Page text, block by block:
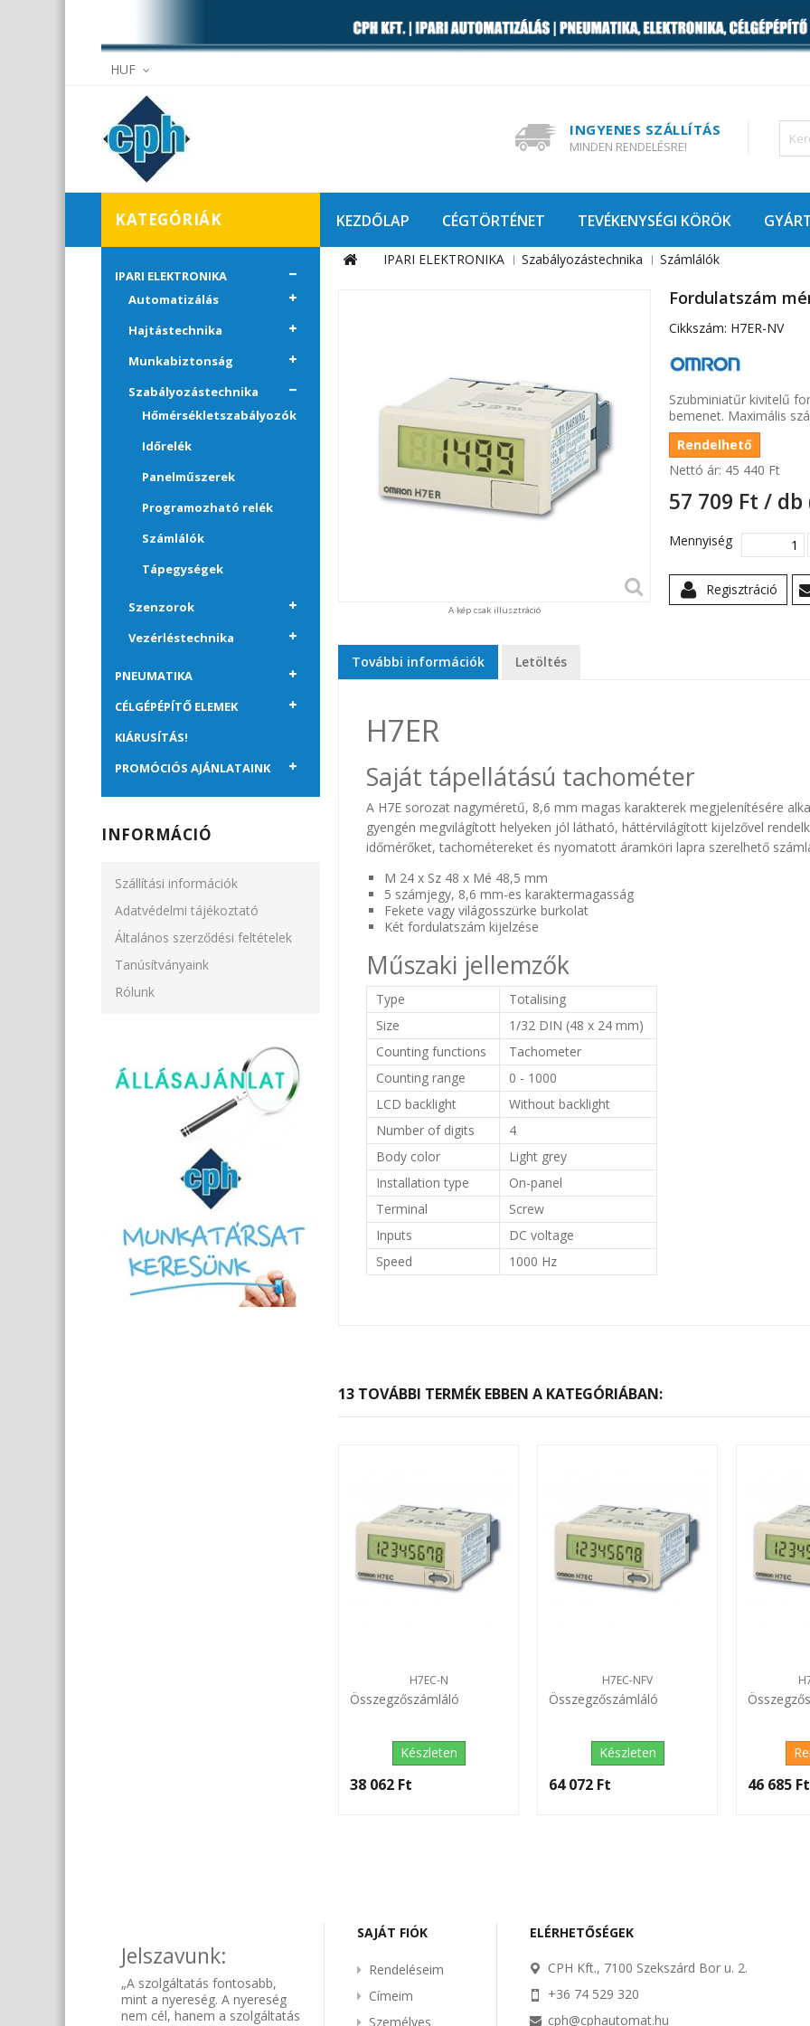
HUF
INGYENES SZÁLLÍTÁS
MINDEN RENDELÉSRE!
KEZDŐLAP CÉGTÖRTÉNET TEVÉKENYSÉGI KÖRÖK
KATEGÓRIÁK
IPARI ELEKTRONIKA
Automatizálás
Hajtástechnika
Munkabiztonság
Szabályozástechnika
Hőmérsékletszabályozók
Időrelék
Panelműszerek
Programozható relék
Számlálók
Tápegységek
Szenzorok
Vezérléstechnika
PNEUMATIKA
CÉLGÉPÉPÍTŐ ELEMEK
KIÁRUSÍTÁS!
PROMÓCIÓS AJÁNLATAINK
INFORMÁCIÓ
Szállítási információk
Adatvédelmi tájékoztató
Általános szerződési feltételek
Tanúsítványaink
Rólunk
IPARI ELEKTRONIKA Szabályozástechnika Számlálók
A kép csak illusztráció
Fordulatszám
Cikkszám: H7ER-NV
Szubminiatűr kivitelű
bemenet. Maximális
Rendelhető
Nettó ár: 45 440 Ft‎
57 709 Ft‎ / db
Mennyiség
Regisztráció
További információk Letöltés
H7ER
Saját tápellátású tachométer
A H7E sorozat nagyméretű, 8,6 mm magas karakterek megjelenítésére
gyengén megvilágított helyeken jól látható, háttérvilágított kijelzővel
időmérőket, tachométereket és nyomatott áramköri lapra szerelhető
M 24 x Sz 48 x Mé 48,5 mm
5 számjegy, 8,6 mm-es karaktermagasság
Fekete vagy világosszürke burkolat
Két fordulatszám kijelzése
Műszaki jellemzők
Type
Totalising
Size
1/32 DIN (48 x 24 mm)
Counting functions
Tachometer
Counting range
0 - 1000
LCD backlight
Without backlight
Number of digits
4
Body color
Light grey
Installation type
On-panel
Terminal
Screw
Inputs
DC voltage
Speed
1000 Hz
13 TOVÁBBI TERMÉK EBBEN A KATEGÓRIÁBAN:
H7EC-N
Összegzőszámláló
Készleten
38 062 Ft‎
H7EC-NFV
Összegzőszámláló
Készleten
64 072 Ft‎ 46 685 Ft‎
Jelszavunk:
„A szolgáltatás fontosabb,
mint a nyereség. A nyereség
nem cél, hanem a szolgáltatás
SAJÁT FIÓK
Rendeléseim
Címeim
Személyes
ELÉRHETŐSÉGEK
CPH Kft., 7100 Szekszárd Bor u. 2.
+36 74 529 320
cph@cphautomat.hu